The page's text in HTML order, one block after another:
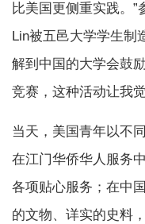
比美国更侧重实践。
Lin被五邑大学学生制
解到中国的大学会鼓
竞赛，这种活动让我
当天，美国青年以不
在江门华侨华人服务
各项贴心服务；在中
的文物、详实的史料